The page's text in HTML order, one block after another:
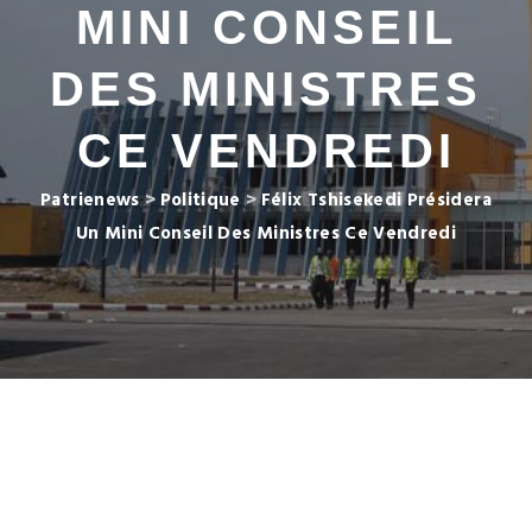
MINI CONSEIL
DES MINISTRES
CE VENDREDI
Patrienews>Politique>Félix Tshisekedi Présidera
Un Mini Conseil Des Ministres Ce Vendredi